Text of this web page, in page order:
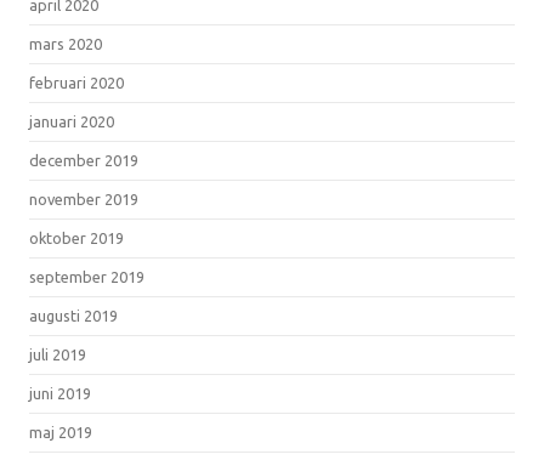
april 2020
mars 2020
februari 2020
januari 2020
december 2019
november 2019
oktober 2019
september 2019
augusti 2019
juli 2019
juni 2019
maj 2019